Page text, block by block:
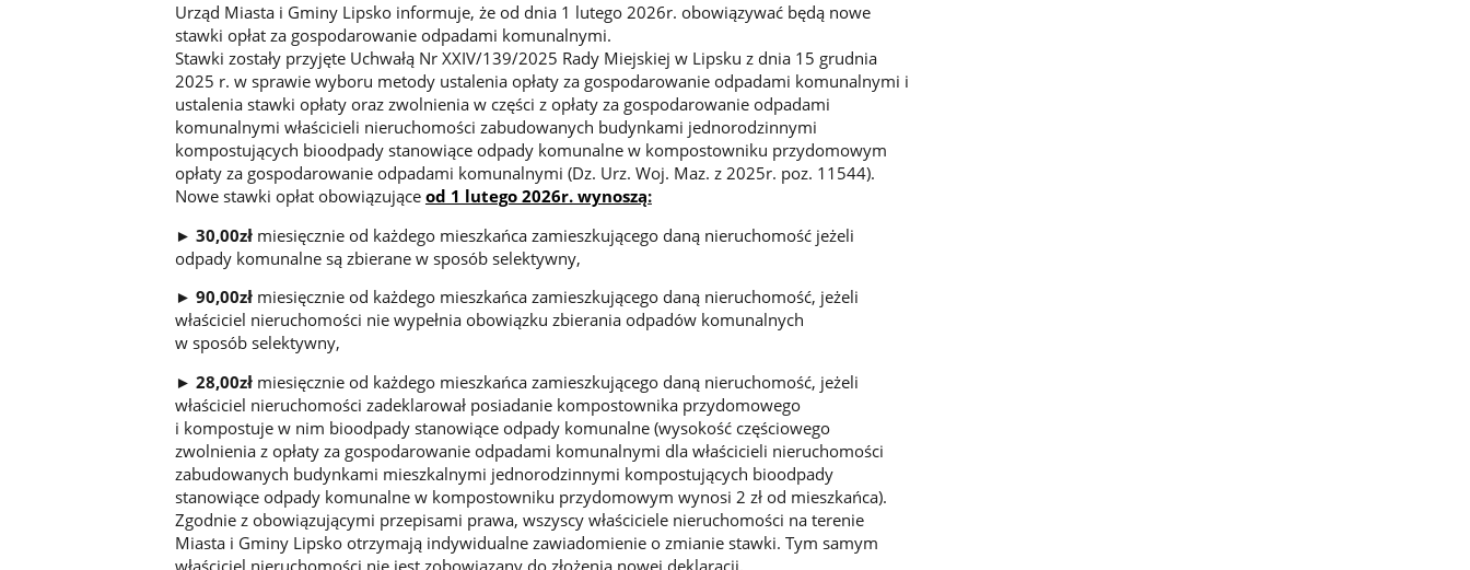
Urząd Miasta i Gminy Lipsko informuje, że od dnia 1 lutego 2026r. obowiązywać będą nowe
stawki opłat za gospodarowanie odpadami komunalnymi.
Stawki zostały przyjęte Uchwałą Nr XXIV/139/2025 Rady Miejskiej w Lipsku z dnia 15 grudnia
2025 r. w sprawie wyboru metody ustalenia opłaty za gospodarowanie odpadami komunalnymi i
ustalenia stawki opłaty oraz zwolnienia w części z opłaty za gospodarowanie odpadami
komunalnymi właścicieli nieruchomości zabudowanych budynkami jednorodzinnymi
kompostujących bioodpady stanowiące odpady komunalne w kompostowniku przydomowym
opłaty za gospodarowanie odpadami komunalnymi (Dz. Urz. Woj. Maz. z 2025r. poz. 11544).
Nowe stawki opłat obowiązujące od 1 lutego 2026r. wynoszą:
► 30,00zł miesięcznie od każdego mieszkańca zamieszkującego daną nieruchomość jeżeli
odpady komunalne są zbierane w sposób selektywny,
► 90,00zł miesięcznie od każdego mieszkańca zamieszkującego daną nieruchomość, jeżeli
właściciel nieruchomości nie wypełnia obowiązku zbierania odpadów komunalnych
w sposób selektywny,
► 28,00zł miesięcznie od każdego mieszkańca zamieszkującego daną nieruchomość, jeżeli
właściciel nieruchomości zadeklarował posiadanie kompostownika przydomowego
i kompostuje w nim bioodpady stanowiące odpady komunalne (wysokość częściowego
zwolnienia z opłaty za gospodarowanie odpadami komunalnymi dla właścicieli nieruchomości
zabudowanych budynkami mieszkalnymi jednorodzinnymi kompostujących bioodpady
stanowiące odpady komunalne w kompostowniku przydomowym wynosi 2 zł od mieszkańca).
Zgodnie z obowiązującymi przepisami prawa, wszyscy właściciele nieruchomości na terenie
Miasta i Gminy Lipsko otrzymają indywidualne zawiadomienie o zmianie stawki. Tym samym
właściciel nieruchomości nie jest zobowiązany do złożenia nowej deklaracji.